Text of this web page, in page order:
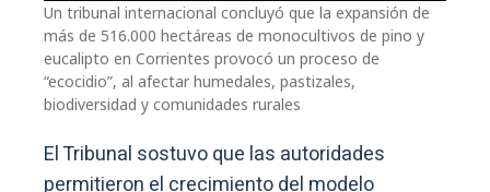
Un tribunal internacional concluyó que la expansión de
más de 516.000 hectáreas de monocultivos de pino y
eucalipto en Corrientes provocó un proceso de
“ecocidio”, al afectar humedales, pastizales,
biodiversidad y comunidades rurales
El Tribunal sostuvo que las autoridades
permitieron el crecimiento del modelo